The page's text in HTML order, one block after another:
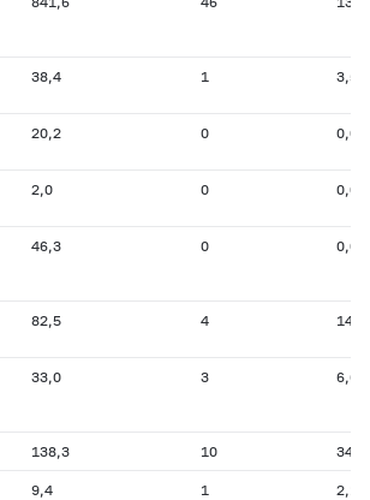
38,4 1 3,5
20,2 0 0,0
2,0 0 0,0
46,3 0 0,0
82,5 4 14,3
33,0 3 6,6
138,3 10 34,1
9,4 1 2,1